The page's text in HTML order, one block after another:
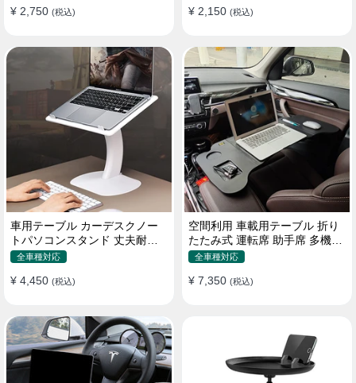
¥ 2,750 (税込) ¥ 2,150 (税込)
車用テーブル カーデスクノー
トパソコンスタンド 丈夫耐用
調整可能 車内車外 多機能用
全車種対応
¥ 4,450 (税込)
空間利用 車載用テーブル 折り
たたみ式 運転席 助手席 多機能
パソコン 食事 書き込み
全車種対応
¥ 7,350 (税込)